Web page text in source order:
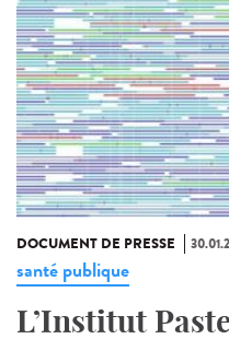
DOCUMENT DE PRESSE
santé publique
L’Institut